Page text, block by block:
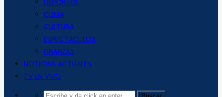
DEPORTES
CLIMA
CULTURA
ESPECTACULOS
FINANZAS
NOTICIAS ACTUALES
TV EN VIVO